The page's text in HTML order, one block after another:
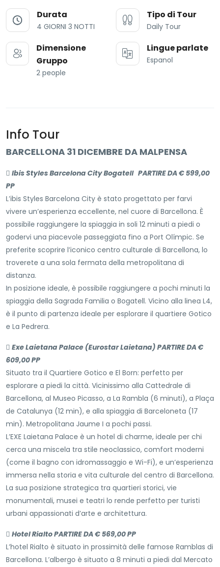
Durata
4 GIORNI 3 NOTTI
Tipo di Tour
Daily Tour
Dimensione
Gruppo
2 people
Lingue parlate
Espanol
Info Tour
BARCELLONA 31 DICEMBRE DA MALPENSA
 Ibis Styles Barcelona City Bogatell PARTIRE DA € 599,00
PP
L’ibis Styles Barcelona City è stato progettato per farvi
vivere un’esperienza eccellente, nel cuore di Barcellona. È
possibile raggiungere la spiaggia in soli 12 minuti a piedi o
godervi una piacevole passeggiata fino a Port Olímpic. Se
preferite scoprire l’iconico centro culturale di Barcellona, lo
troverete a una sola fermata della metropolitana di
distanza.
In posizione ideale, è possibile raggiungere a pochi minuti la
spiaggia della Sagrada Familia o Bogatell. Vicino alla linea L4,
è il punto di partenza ideale per esplorare il quartiere Gotico
e La Pedrera.
 Exe Laietana Palace (Eurostar Laietana) PARTIRE DA €
609,00 PP
Situato tra il Quartiere Gotico e El Born: perfetto per
esplorare a piedi la città. Vicinissimo alla Cattedrale di
Barcellona, al Museo Picasso, a La Rambla (6 minuti), a Plaça
de Catalunya (12 min), e alla spiaggia di Barceloneta (17
min). Metropolitana Jaume I a pochi passi.
L’EXE Laietana Palace è un hotel di charme, ideale per chi
cerca una miscela tra stile neoclassico, comfort moderni
(come il bagno con idromassaggio e Wi-Fi), e un’esperienza
immersa nella storia e vita culturale del centro di Barcellona.
La sua posizione strategica tra quartieri storici, vie
monumentali, musei e teatri lo rende perfetto per turisti
urbani appassionati d’arte e architettura.
 Hotel Rialto PARTIRE DA € 569,00 PP
L’hotel Rialto è situato in prossimità delle famose Ramblas di
Barcellona. L’albergo è situato a 8 minuti a piedi dal Mercato